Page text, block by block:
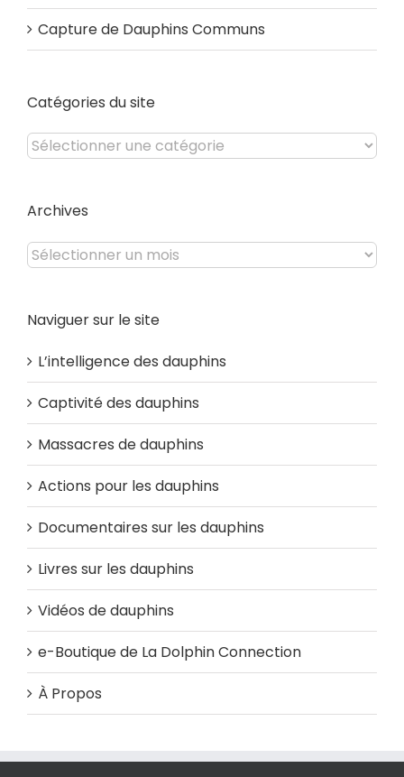
Capture de Dauphins Communs
Catégories du site
Catégories
du
Archives
Archives
Naviguer sur le site
L’intelligence des dauphins
Captivité des dauphins
Massacres de dauphins
Actions pour les dauphins
Documentaires sur les dauphins
Livres sur les dauphins
Vidéos de dauphins
e-Boutique de La Dolphin Connection
À Propos